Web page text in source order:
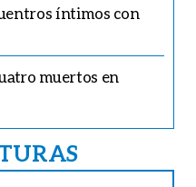
íntimos con
muertos en